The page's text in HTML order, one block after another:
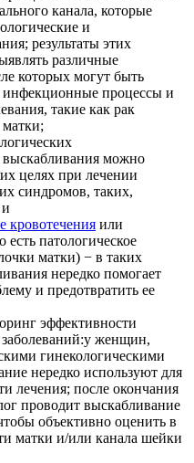
канала, которые
и
результаты этих
различные
которых могут быть
инфекционные процессы и
такие как рак
можно
целях при лечении
синдромов, таких,
кровотечения или
есть патологическое
матки) − в таких
нередко помогает
и предотвратить ее
эффективности
заболеваний:у женщин,
гинекологическими
нередко используют для
лечения; после окончания
проводит выскабливание
объективно оценить в
матки и/или канала шейки